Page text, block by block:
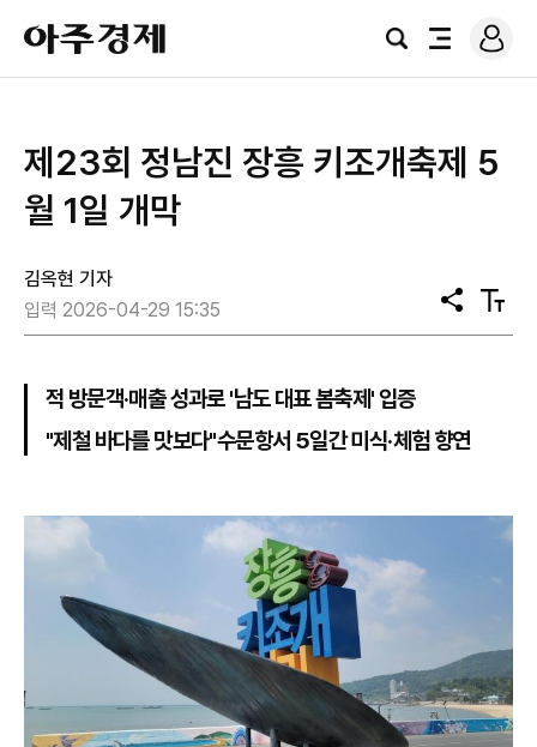
아
주
경
검
전
로
그
제23회 정남진 장흥 키조개축제 5
월 1일 개막
김옥현 기자
입력 2026-04-29 15:35
공
유
텍
스
적 방문객·매출 성과로 '남도 대표 봄축제' 입증
"제철 바다를 맛보다"수문항서 5일간 미식·체험 향연